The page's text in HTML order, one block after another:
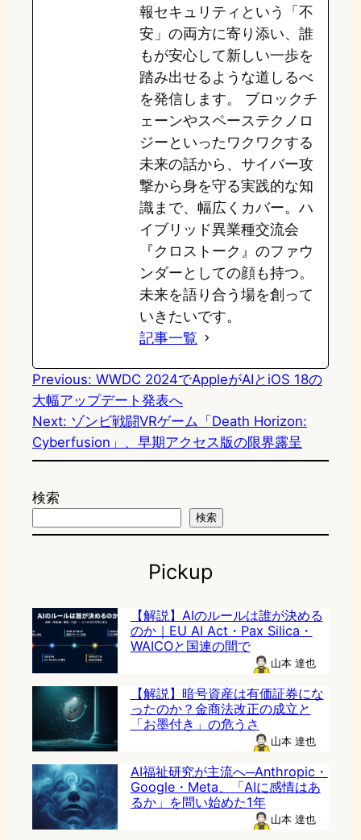
報セキュリティという「不
安」の両方に寄り添い、誰
もが安心して新しい一歩を
踏み出せるような道しるべ
を発信します。 ブロックチ
ェーンやスペーステクノロ
ジーといったワクワクする
未来の話から、サイバー攻
撃から身を守る実践的な知
識まで、幅広くカバー。ハ
イブリッド異業種交流会
『クロストーク』のファウ
ンダーとしての顔も持つ。
未来を語り合う場を創って
いきたいです。
記事一覧
Previous: WWDC 2024でAppleがAIとiOS 18の
大幅アップデート発表へ
Next: ゾンビ戦闘VRゲーム「Death Horizon:
Cyberfusion」、早期アクセス版の限界露呈
検索
検索
Pickup
【解説】AIのルールは誰が決める
のか｜EU AI Act・Pax Silica・
WAICOと国連の間で
山本 達也
【解説】暗号資産は有価証券にな
ったのか？金商法改正の成立と
「お墨付き」の危うさ
山本 達也
AI福祉研究が主流へ─Anthropic・
Google・Meta、「AIに感情はあ
るか」を問い始めた1年
山本 達也